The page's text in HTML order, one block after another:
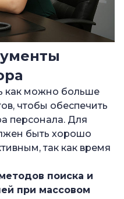
как можно больше
чтобы обеспечить
персонала. Для
быть хорошо
так как время
поиска и
при массовом